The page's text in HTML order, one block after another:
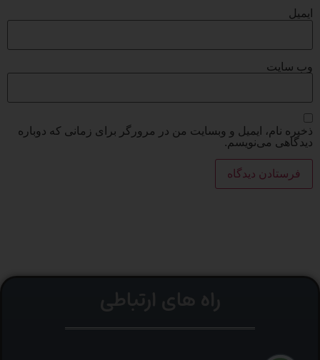
ایمیل
وب‌ سایت
ذخیره نام، ایمیل و وبسایت من در مرورگر برای زمانی که دوباره
دیدگاهی می‌نویسم.